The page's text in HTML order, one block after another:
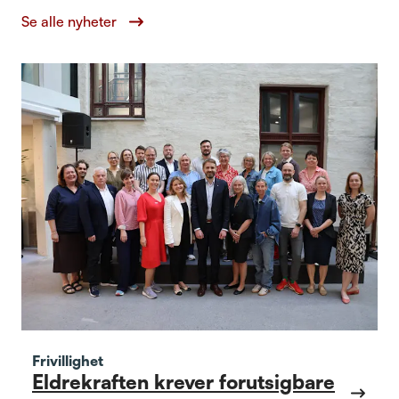
Se alle nyheter
Frivillighet
Eldrekraften krever forutsigbare